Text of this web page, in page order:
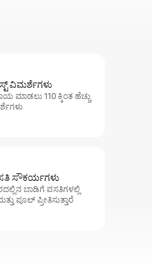
ವಿಮರ್ಶೆಗಳು
ಮಾಡಲು 110 ಕ್ಕಿಂತ ಹೆಚ್ಚು
ಸೌಕರ್ಯಗಳು
ಬಾಡಿಗೆ ವಸತಿಗಳಲ್ಲಿ
ಪೂಲ್ ಪ್ರೀತಿಸುತ್ತಾರೆ